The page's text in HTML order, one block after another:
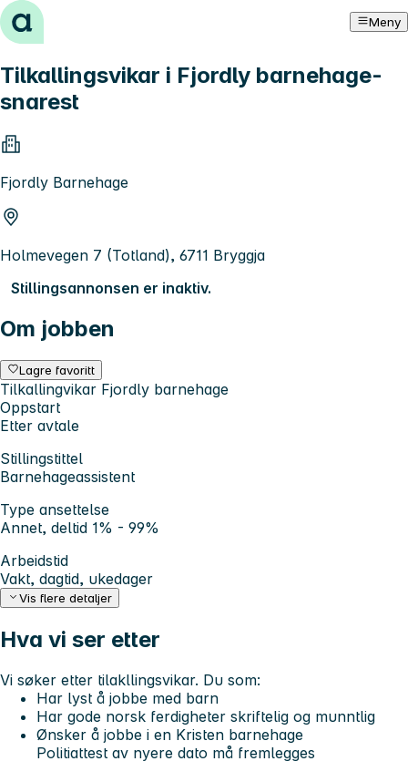
Hopp til innhold Meny
Tilkallingsvikar i Fjordly barnehage-
snarest
Fjordly Barnehage
Holmevegen 7 (Totland), 6711 Bryggja
Stillingsannonsen er inaktiv.
Om jobben
Lagre favoritt
Tilkallingvikar Fjordly barnehage
Oppstart
Etter avtale
Stillingstittel
Barnehageassistent
Type ansettelse
Annet, deltid 1% - 99%
Arbeidstid
Vakt, dagtid, ukedager
Vis flere detaljer
Hva vi ser etter
Vi søker etter tilakllingsvikar. Du som:
Har lyst å jobbe med barn
Har gode norsk ferdigheter skriftelig og munntlig
Ønsker å jobbe i en Kristen barnehage
Politiattest av nyere dato må fremlegges